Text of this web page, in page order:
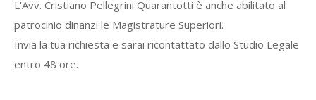
L'Avv. Cristiano Pellegrini Quarantotti è anche abilitato al
patrocinio dinanzi le Magistrature Superiori.
Invia la tua richiesta e sarai ricontattato dallo Studio Legale
entro 48 ore.